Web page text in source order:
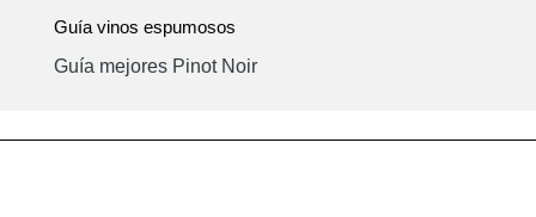
Guía vinos espumosos
Guía mejores Pinot Noir